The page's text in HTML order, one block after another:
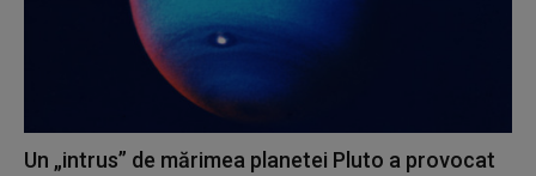
Un „intrus” de mărimea planetei Pluto a provocat